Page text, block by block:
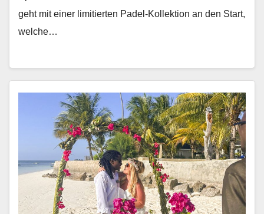
geht mit ein­er lim­i­tierten Padel-Kollek­tion an den Start,
welche…